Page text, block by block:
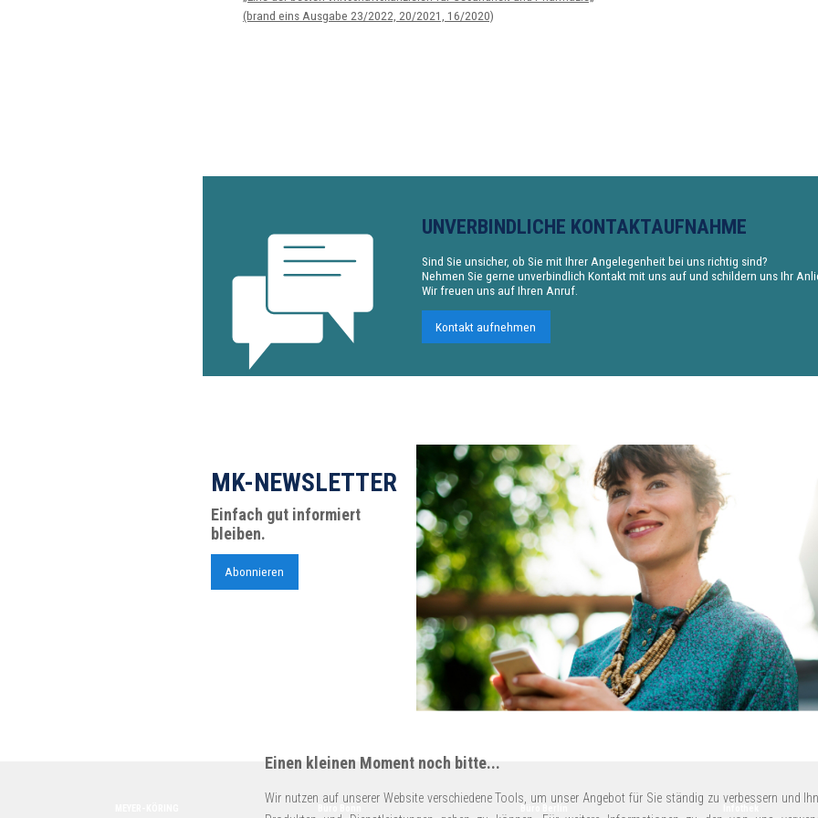
(brand eins Ausgabe 23/2022, 20/2021, 16/2020)
UNVERBINDLICHE KONTAKTAUFNAHME
Sind Sie unsicher, ob Sie mit Ihrer Angelegenheit bei uns richtig sind?
Nehmen Sie gerne unverbindlich Kontakt mit uns auf und schildern uns Ihr
Wir freuen uns auf Ihren Anruf.
Kontakt aufnehmen
MK-NEWSLETTER
Einfach gut informiert
bleiben.
Abonnieren
Büro Berlin
Einen kleinen Moment noch bitte...
Wir nutzen auf unserer Website verschiedene Tools, um unser Angebot für Sie ständig zu verbessern und